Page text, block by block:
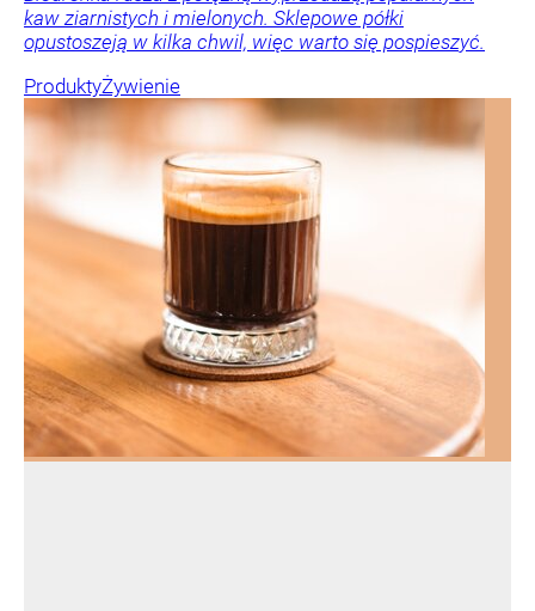
kaw ziarnistych i mielonych. Sklepowe półki
opustoszeją w kilka chwil, więc warto się pospieszyć.
ProduktyŻywienie